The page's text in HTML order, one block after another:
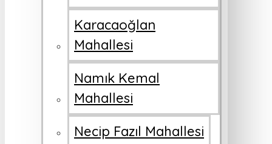
Karacaoğlan
Mahallesi
Namık Kemal
Mahallesi
Necip Fazıl Mahallesi